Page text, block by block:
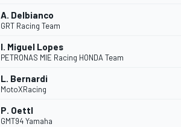
A. Delbianco
GRT Racing Team
I. Miguel Lopes
PETRONAS MIE Racing HONDA Team
L. Bernardi
MotoXRacing
P. Oettl
GMT94 Yamaha